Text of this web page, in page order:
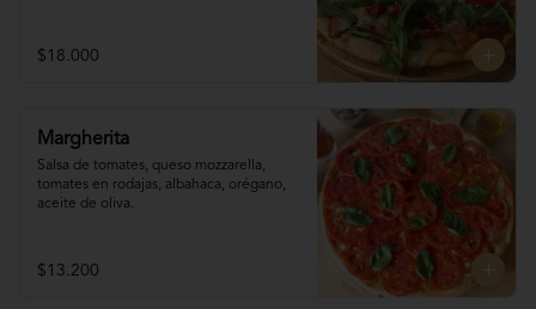
$18.000
Margherita
Salsa de tomates, queso mozzarella,
tomates en rodajas, albahaca, orégano,
aceite de oliva.
$13.200